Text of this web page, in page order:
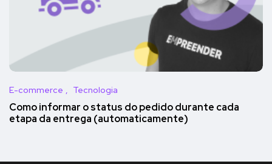
E-commerce Tecnologia
Como informar o status do pedido durante cada
etapa da entrega (automaticamente)